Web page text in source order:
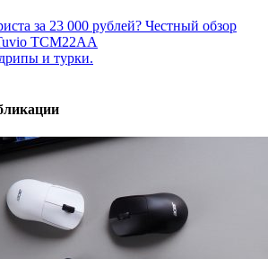
за 23 000 рублей? Честный обзор
TCM22AA
и турки.